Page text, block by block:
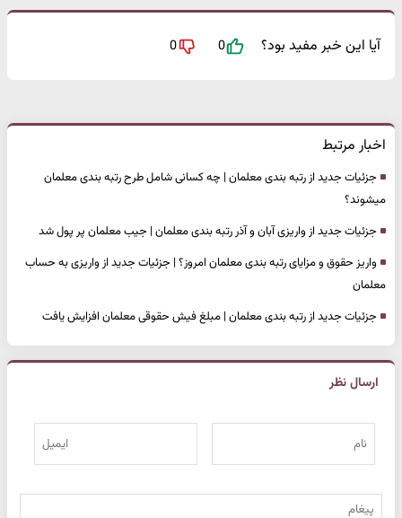
آیا این خبر مفید بود؟ 0
0
اخبار مرتبط
جزئیات جدید از رتبه بندی معلمان | چه کسانی شامل طرح رتبه بندی معلمان
میشوند؟
جزئیات جدید از واریزی آبان و آذر رتبه بندی معلمان | جیب معلمان پر پول شد
واریز حقوق و مزایای رتبه بندی معلمان امروز؟ | جزئیات جدید از واریزی به حساب
معلمان
جزئیات جدید از رتبه بندی معلمان | مبلغ فیش حقوقی معلمان افزایش یافت
ارسال نظر